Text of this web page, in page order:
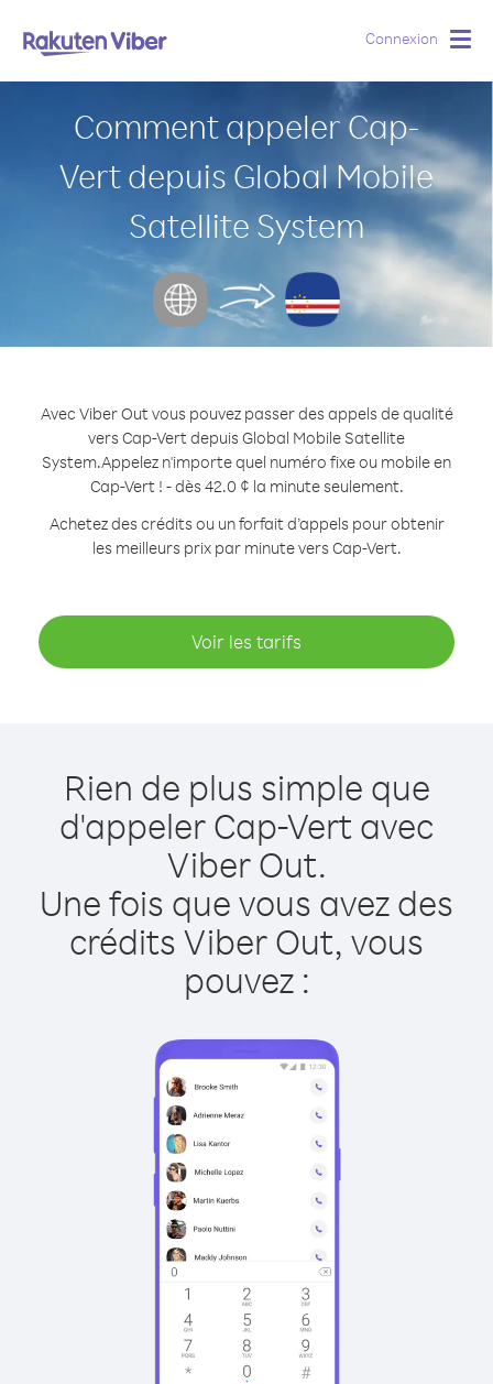
Connexion
Comment appeler Cap-
Vert depuis Global Mobile
Satellite System
Avec Viber Out vous pouvez passer des appels de qualité
vers Cap-Vert depuis Global Mobile Satellite
System.Appelez n'importe quel numéro fixe ou mobile en
Cap-Vert ! - dès 42.0 ¢ la minute seulement.
Achetez des crédits ou un forfait d’appels pour obtenir
les meilleurs prix par minute vers Cap-Vert.
Voir les tarifs
Rien de plus simple que
d'appeler Cap-Vert avec
Viber Out.
Une fois que vous avez des
crédits Viber Out, vous
pouvez :